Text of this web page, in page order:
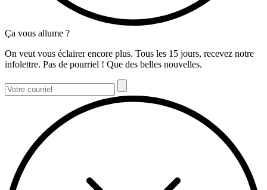
Ça vous allume ?
On veut vous éclairer encore plus. Tous les 15 jours, recevez notre
infolettre. Pas de pourriel ! Que des belles nouvelles.